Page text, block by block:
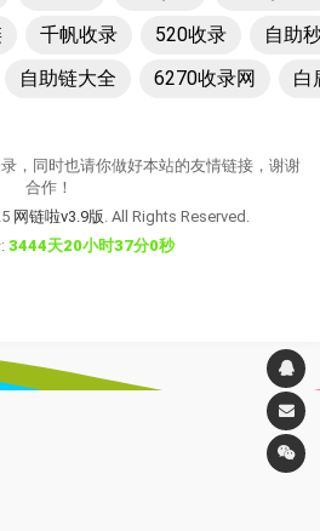
千帆收录 520收录
自助
自助链大全 6270收录网 白
，同时也请你做好本站的友情链接，谢谢
合作！
网链啦v3.9版. All Rights Reserved.
3444天20小时37分0秒